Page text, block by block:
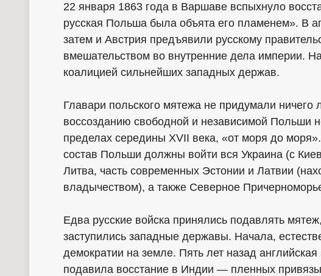
22 января 1863 года в Варшаве вспыхнуло
русская Польша была объята его пламенем». В
затем и Австрия предъявили русскому
вмешательством во внутренние дела империи.
коалицией сильнейших западных держав.
Главари польского мятежа не придумали ничего
воссозданию свободной и независимой Польши
пределах середины XVII века, «от моря до
состав Польши должны войти вся Украина (с
Литва, часть современных Эстонии и Латвии
владычеством), а также Северное
Едва русские войска принялись подавлять
заступились западные державы. Начала,
демократии на земле. Пять лет назад
подавила восстание в Индии — пленных